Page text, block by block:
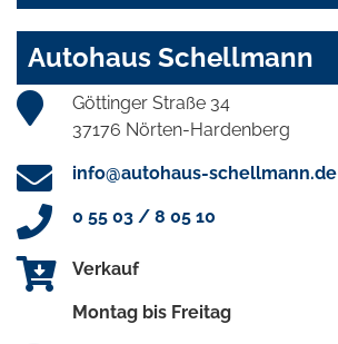
Autohaus Schellmann
Göttinger Straße 34
37176 Nörten-Hardenberg
info@autohaus-schellmann.de
0 55 03 / 8 05 10
Verkauf
Montag bis Freitag